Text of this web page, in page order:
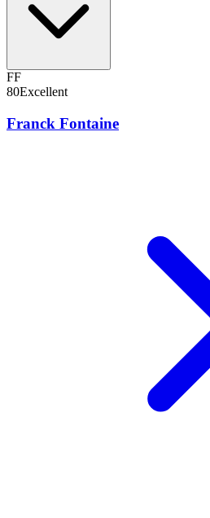
FF
80Excellent
Franck Fontaine